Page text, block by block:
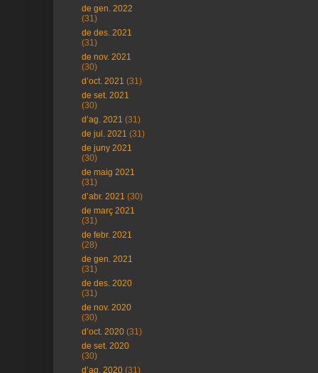
de gen. 2022
(31)
de des. 2021
(31)
de nov. 2021
(30)
d’oct. 2021 (31)
de set. 2021
(30)
d’ag. 2021 (31)
de jul. 2021 (31)
de juny 2021
(30)
de maig 2021
(31)
d’abr. 2021 (30)
de març 2021
(31)
de febr. 2021
(28)
de gen. 2021
(31)
de des. 2020
(31)
de nov. 2020
(30)
d’oct. 2020 (31)
de set. 2020
(30)
d’ag. 2020 (31)